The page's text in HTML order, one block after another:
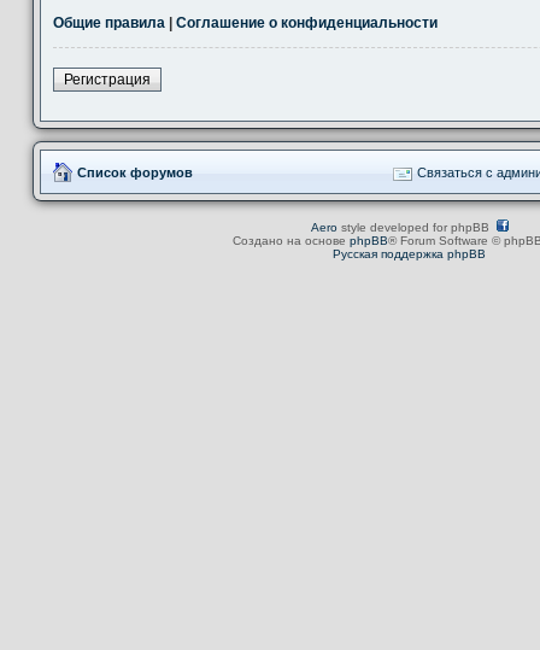
Общие правила
Соглашение о конфиденциальности
Регистрация
Список форумов Связаться с
Aerostyle developed for phpBB
Создано на основе phpBB® Forum Software ©
Русская поддержка phpBB